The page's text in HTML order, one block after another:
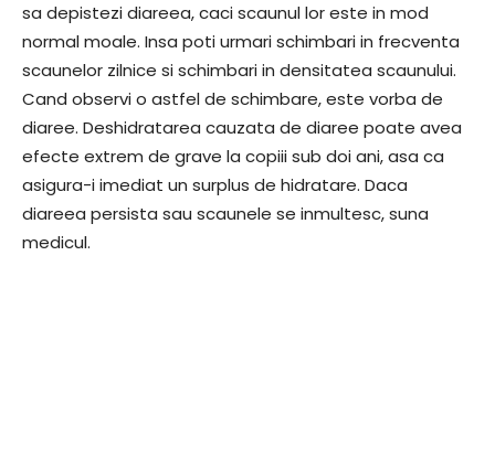
sa depistezi diareea, caci scaunul lor este in mod
normal moale. Insa poti urmari schimbari in frecventa
scaunelor zilnice si schimbari in densitatea scaunului.
Cand observi o astfel de schimbare, este vorba de
diaree. Deshidratarea cauzata de diaree poate avea
efecte extrem de grave la copiii sub doi ani, asa ca
asigura-i imediat un surplus de hidratare. Daca
diareea persista sau scaunele se inmultesc, suna
medicul.